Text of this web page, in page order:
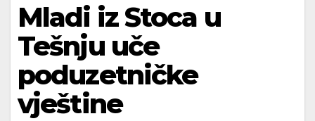
Mladi iz Stoca u
Tešnju uče
poduzetničke
vještine